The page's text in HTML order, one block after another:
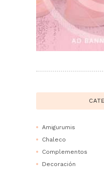
Amigurumis
Chaleco
Complementos
Decoración